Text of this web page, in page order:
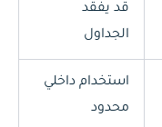
قد يفقد
الجداول
استخدام داخلي
محدود